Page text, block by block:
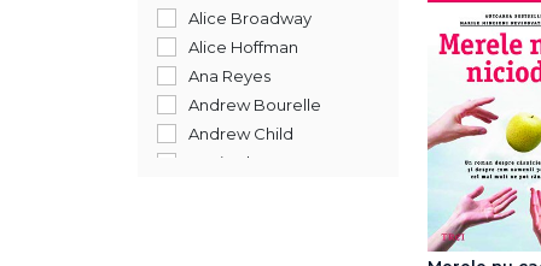
2009
2008
Alice Broadway
Alice Hoffman
Ana Reyes
Andrew Bourelle
Andrew Child
Angie Thomas